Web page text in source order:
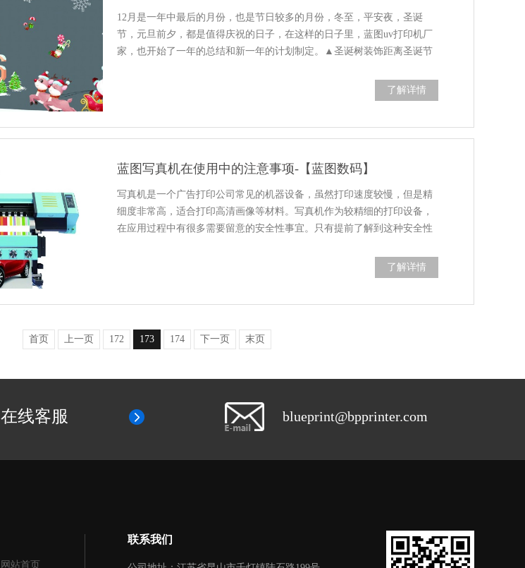
12月是一年中最后的月份，也是节日较多的月份，冬至，平安夜，圣诞
节，元旦前夕，都是值得庆祝的日子，在这样的日子里，蓝图uv打印机厂
家，也开始了一年的总结和新一年的计划制定。▲圣诞树装饰距离圣诞节
了解详情
蓝图写真机在使用中的注意事项-【蓝图数码】
写真机是一个广告打印公司常见的机器设备，虽然打印速度较慢，但是精
细度非常高，适合打印高清画像等材料。写真机作为较精细的打印设备，
在应用过程中有很多需要留意的安全性事宜。只有提前了解到这种安全性
了解详情
首页 上一页 172 173 174 下一页 末页
在线客服 blueprint@bpprinter.com
网站首页
联系我们